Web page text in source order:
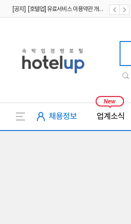
[공지] [호텔업] 유료서비스 이용약관 개정본2 (19.09.02)
채용정보 업계소식